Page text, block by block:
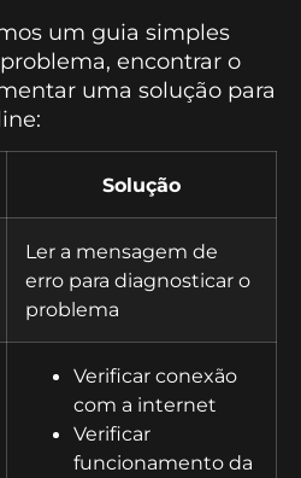
um guia simples
encontrar o
uma solução para
Solução
Ler a mensagem de
erro para diagnosticar o
problema
Verificar conexão
com a internet
Verificar
funcionamento da